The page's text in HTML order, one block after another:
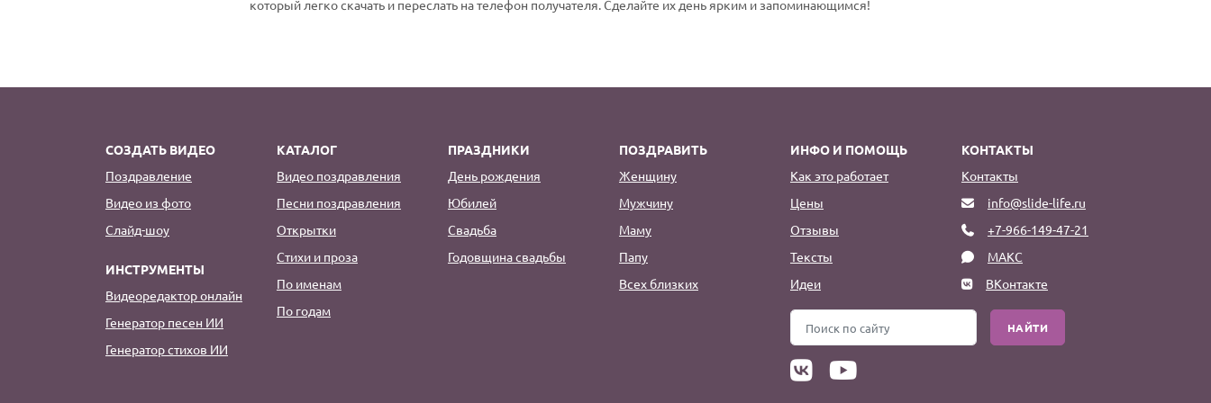
который легко скачать и переслать на телефон получателя. Сделайте их день ярким и запоминающимся!
СОЗДАТЬ ВИДЕО
Поздравление
Видео из фото
Слайд-шоу
ИНСТРУМЕНТЫ
Видеоредактор онлайн
Генератор песен ИИ
Генератор стихов ИИ
КАТАЛОГ
Видео поздравления
Песни поздравления
Открытки
Стихи и проза
По именам
По годам
ПРАЗДНИКИ
День рождения
Юбилей
Свадьба
Годовщина свадьбы
ПОЗДРАВИТЬ
Женщину
Мужчину
Маму
Папу
Всех близких
ИНФО И ПОМОЩЬ
Как это работает
Цены
Отзывы
Тексты
Идеи
КОНТАКТЫ
Контакты
info@slide-life.ru
+7-966-149-47-21
МАКС
ВКонтакте
НАЙТИ